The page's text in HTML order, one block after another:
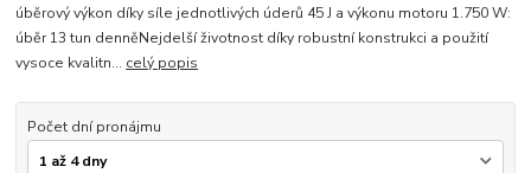
úběrový výkon díky síle jednotlivých úderů 45 J a výkonu motoru 1.750 W:
úběr 13 tun denněNejdelší životnost díky robustní konstrukci a použití
vysoce kvalitn... celý popis
Počet dní pronájmu